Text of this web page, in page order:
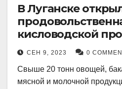
В Луганске
кисловодской
СЕН 9, 2023 0
Свыше 20 тонн овощей,
мясной и молочной